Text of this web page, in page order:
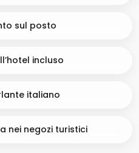
sul posto
incluso
italiano
nei negozi turistici